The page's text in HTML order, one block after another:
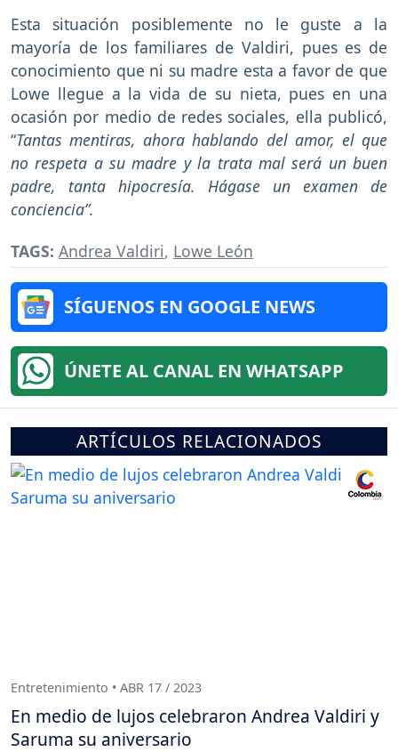
Esta situación posiblemente no le guste a la
mayoría de los familiares de Valdiri, pues es de
conocimiento que ni su madre esta a favor de que
Lowe llegue a la vida de su nieta, pues en una
ocasión por medio de redes sociales, ella publicó,
“Tantas mentiras, ahora hablando del amor, el que
no respeta a su madre y la trata mal será un buen
padre, tanta hipocresía. Hágase un examen de
conciencia”.
TAGS: Andrea Valdiri, Lowe León
SÍGUENOS EN GOOGLE NEWS
ÚNETE AL CANAL EN WHATSAPP
ARTÍCULOS RELACIONADOS
Entretenimiento • ABR 17 / 2023
En medio de lujos celebraron Andrea Valdiri y
Saruma su aniversario